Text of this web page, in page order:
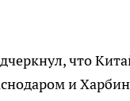
что
и